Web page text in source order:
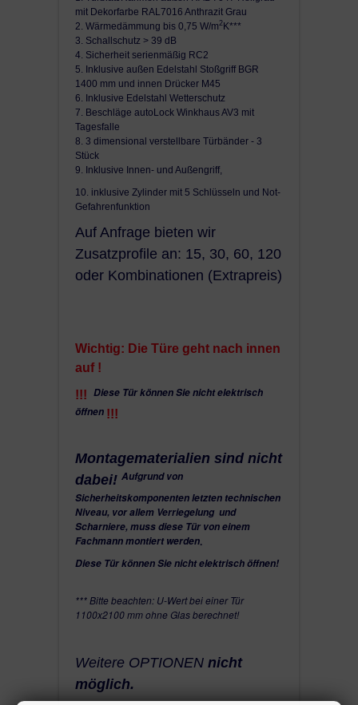
mit Dekorfarbe RAL7016 Anthrazit Grau
2. Wärmedämmung bis 0,75 W/m2K***
3. Schallschutz > 39 dB
4. Sicherheit serienmäßig RC2
5. Inklusive außen Edelstahl Stoßgriff BGR
1400 mm und innen Drücker M45
6. Inklusive Edelstahl Wetterschutz
7. Beschläge autoLock Winkhaus AV3 mit
Tagesfalle
8. 3 dimensional verstellbare Türbänder - 3
Stück
9. Inklusive Innen- und Außengriff,
10. inklusive Zylinder mit 5 Schlüsseln und Not-
Gefahrenfunktion
Auf Anfrage bieten wir
Zusatzprofile an: 15, 30, 60, 120
oder Kombinationen (Extrapreis)
Wichtig: Die Türe geht nach innen
auf !
!!! Diese Tür können Sie nicht elektrisch
öffnen !!!
Montagematerialien sind nicht
dabei! Aufgrund von
Sicherheitskomponenten letzten technischen
Niveau, vor allem Verriegelung und
Scharniere, muss diese Tür von einem
Fachmann montiert werden.
Diese Tür können Sie nicht elektrisch öffnen!
*** Bitte beachten: U-Wert bei einer Tür
1100x2100 mm ohne Glas berechnet!
Weitere OPTIONEN nicht
möglich.